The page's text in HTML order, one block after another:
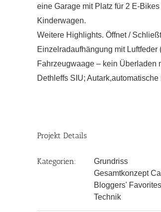
eine Garage mit Platz für 2 E-
Kinderwagen.
Weitere Highlights. Öffnet /
Einzelradaufhängung mit Luftfeder
Fahrzeugwaage – kein Überladen
Dethleffs SIU;
Projekt Details
Kategorien:
Grundriss
Gesamtkonzept
Bloggers' Favorites
Technik